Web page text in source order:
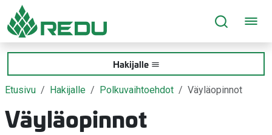
Siirry sivusisältöön
Hakijalle
Etusivu Hakijalle Polkuvaihtoehdot Väyläopinnot
Väyläopinnot